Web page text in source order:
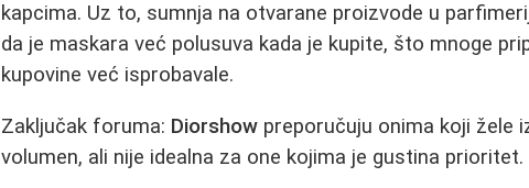
kapcima. Uz to, sumnja na otvarane proizvode u
da je maskara već polusuva kada je kupite, što mnoge
kupovine već isprobavale.
Zaključak foruma: Diorshow preporučuju onima koji žele
volumen, ali nije idealna za one kojima je gustina prioritet.